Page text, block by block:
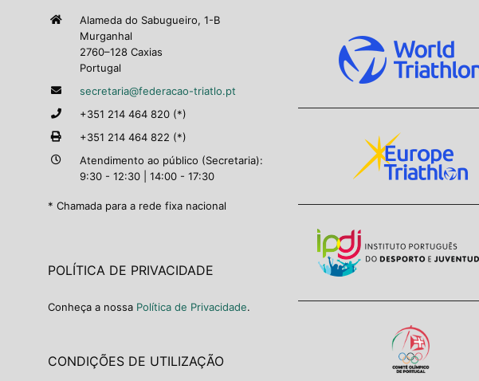
Alameda do Sabugueiro, 1-B
Murganhal
2760–128 Caxias
Portugal
secretaria@federacao-triatlo.pt
+351 214 464 820 (*)
+351 214 464 822 (*)
Atendimento ao público (Secretaria):
9:30 - 12:30 | 14:00 - 17:30
* Chamada para a rede fixa nacional
POLÍTICA DE PRIVACIDADE
Conheça a nossa Política de Privacidade.
CONDIÇÕES DE UTILIZAÇÃO